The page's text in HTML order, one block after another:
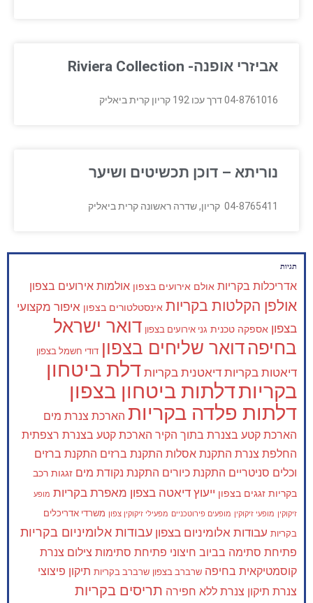
אביזרי אופנה- Riviera Collection
04-8761016 דרך עכו 192 קריון קרית ביאליק
נוריתא – דוכן תכשיטים ושיער
04-8765411 קריון, שדרה ראשונה קרית ביאליק
תגיות
אדריכלות בקריות אולם אירועים בצפון אולמות אירועים בצפון
אולפן הקלטות בקריות אינסטלטורים בצפון איפור מקצועי
בצפון אספקה טכנית גני אירועים בצפון דואר ישראל
בחיפה דואר שליחים בצפון דודי חשמל בצפון
דיאטות בקריות דיאטנית בקריות דלת ביטחון
בקריותדלתות ביטחון בצפון
דלתות פלדה בקריות הארכת צנרת מים
הארכת קטע בצנרת בתוך הקיר הארכת קטע בצנרת רצפתית
החלפת צנרת התקנת אסלות התקנת ברזים התקנת ברזים
וכלים סניטריים התקנת כיורים התקנת נקודת מים זגגות רכב
בקריות זגגים בצפון ייעוץ דיאטה בצפון מאפרת בקריות מופע
זיקוקין מופעי זיקוקין מופעים פירוטכניים מפעילי זיקוקין צפון משרדי אדריכלים
בקריות עבודות אלומיניום בצפון עבודות אלומיניום בקריות
פתיחת סתימה בביוב חיצוני פתיחת סתימות צילום צנרת
קוסמטיקאית בחיפה שרברב בצפון שרברב בקריות תיקון פיצוצי
צנרת תיקון צנרת ללא חפירה תריסים בקריות